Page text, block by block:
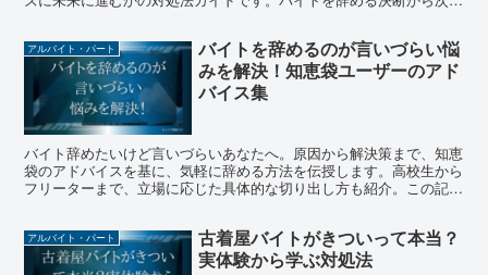
アルバイト・パート
バイトを辞めるのが言いづらい悩
みを解決！知恵袋ユーザーのアド
バイス集
バイト辞めたいけど言いづらいあなたへ。原因から解決策まで、知恵
袋のアドバイスを基に、気軽に辞める方法を伝授します。高校生から
フリーターまで、立場に応じた具体的な切り出し方も紹介。この記事
アルバイト・パート
古着屋バイトがきついって本当？
実体験から学ぶ対処法